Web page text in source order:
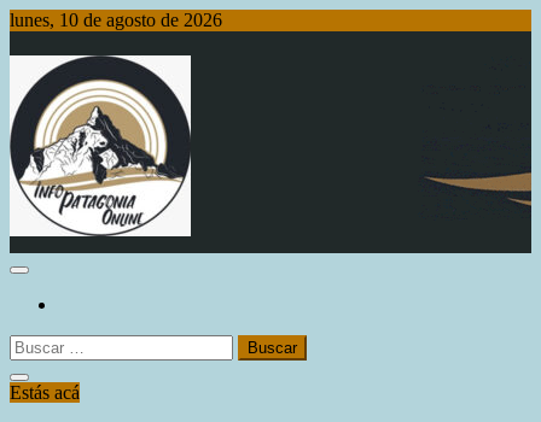
Saltar
contenido
lunes, 10 de agosto de 2026
Info Patagonia Online
Buscar:
Estás acá